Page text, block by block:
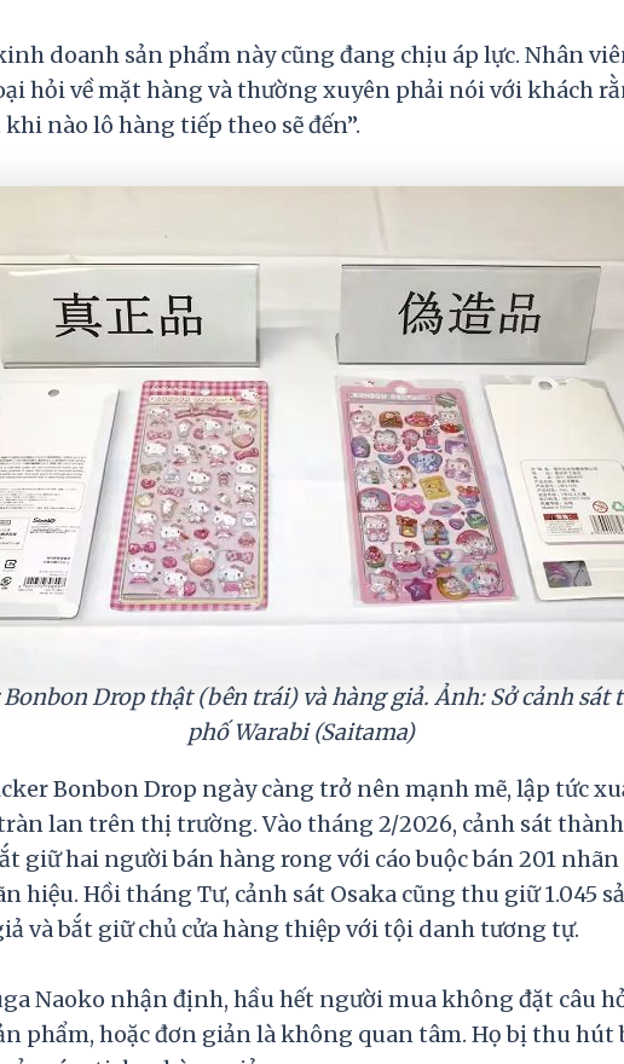
doanh sản phẩm này cũng đang chịu áp lực. Nhân
hỏi về mặt hàng và thường xuyên phải nói với khách
nào lô hàng tiếp theo sẽ đến”.
Drop thật (bên trái) và hàng giả. Ảnh: Sở cảnh sát
phố Warabi (Saitama)
Bonbon Drop ngày càng trở nên mạnh mẽ, lập tức
lan trên thị trường. Vào tháng 2/2026, cảnh sát
giữ hai người bán hàng rong với cáo buộc bán 201
hiệu. Hồi tháng Tư, cảnh sát Osaka cũng thu giữ 1.045
và bắt giữ chủ cửa hàng thiệp với tội danh tương tự.
Naoko nhận định, hầu hết người mua không đặt câu
phẩm, hoặc đơn giản là không quan tâm. Họ bị thu hút